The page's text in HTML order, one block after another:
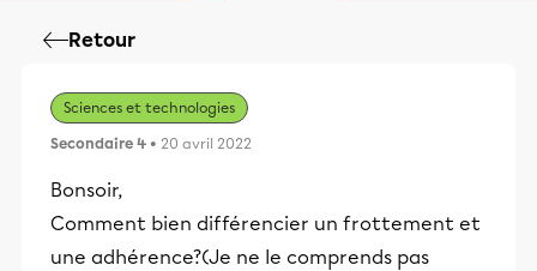
Retour
Sciences et technologies
Secondaire 4 • 20 avril 2022
Bonsoir,
Comment bien différencier un frottement et
une adhérence?(Je ne le comprends pas